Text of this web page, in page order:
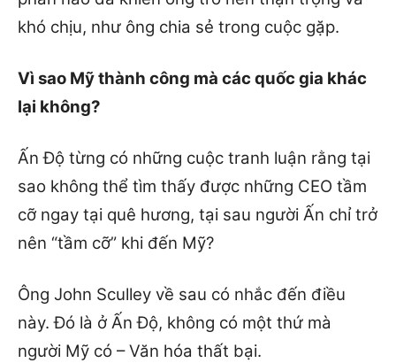
khó chịu, như ông chia sẻ trong cuộc gặp.
Vì sao Mỹ thành công mà các quốc gia khác
lại không?
Ấn Độ từng có những cuộc tranh luận rằng tại
sao không thể tìm thấy được những CEO tầm
cỡ ngay tại quê hương, tại sau người Ấn chỉ trở
nên “tầm cỡ” khi đến Mỹ?
Ông John Sculley về sau có nhắc đến điều
này. Đó là ở Ấn Độ, không có một thứ mà
người Mỹ có – Văn hóa thất bại.